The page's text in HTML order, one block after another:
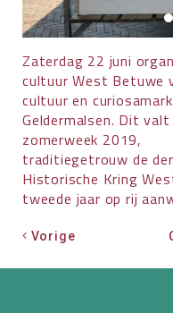
Zaterdag 22 juni
cultuur West Betuwe
cultuur en
Geldermalsen. Dit
zomerweek 2019,
traditiegetrouw de
Historische Kring
tweede jaar op rij
Vorige